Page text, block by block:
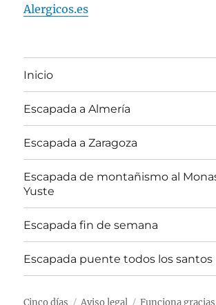
Alergicos.es
Inicio
Escapada a Almería
Escapada a Zaragoza
Escapada de montañismo al
Yuste
Escapada fin de semana
Escapada puente todos los santos